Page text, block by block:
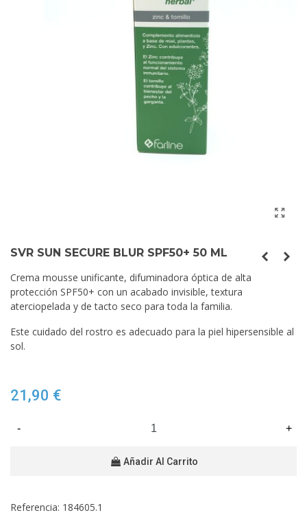
SVR SUN SECURE BLUR SPF50+ 50 ML
Crema mousse unificante, difuminadora óptica de alta
protección SPF50+ con un acabado invisible, textura
aterciopelada y de tacto seco para toda la familia.
Este cuidado del rostro es adecuado para la piel hipersensible al
sol.
21,90 €
- +
Añadir Al Carrito
Referencia: 184605.1